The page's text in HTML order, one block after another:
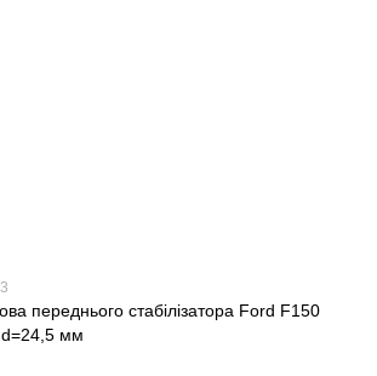
переднього стабілізатора Ford F150
d=24,5 мм